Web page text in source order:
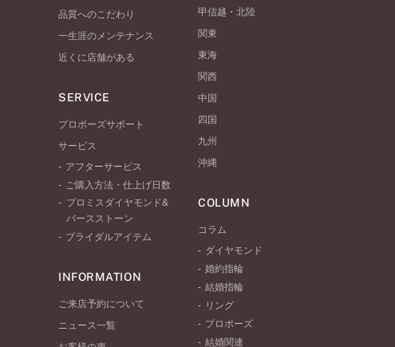
品質へのこだわり
一生涯のメンテナンス
近くに店舗がある
SERVICE
プロポーズサポート
サービス
アフターサービス
ご購入方法・仕上げ日数
プロミスダイヤモンド&
バースストーン
ブライダルアイテム
INFORMATION
ご来店予約について
ニュース一覧
甲信越・北陸
関東
東海
関西
中国
四国
九州
沖縄
COLUMN
コラム
ダイヤモンド
婚約指輪
結婚指輪
リング
プロポーズ
結婚関連